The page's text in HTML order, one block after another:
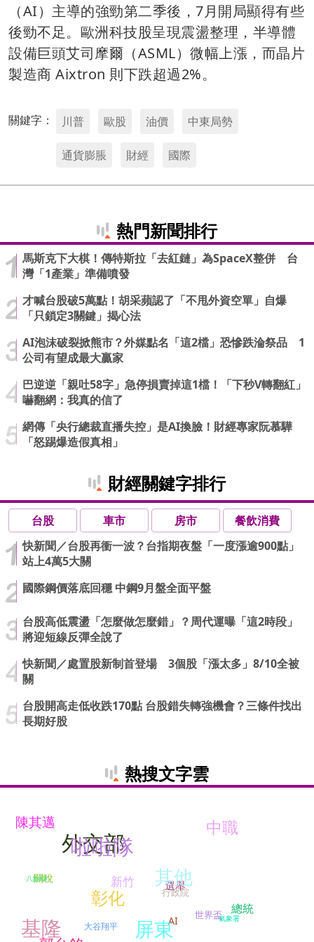
（AI）主導的強勁第二季後，7月開局顯得有些
後勁不足。歐洲科技股呈現震盪整理，半導體
設備巨頭艾司摩爾（ASML）微幅上漲，而晶片
製造商 Aixtron 則下跌超過2%。
關鍵字： 川普 歐股 油價 中東局勢
通貨膨脹 財經 國際
熱門新聞排行
馬斯克下大棋！傳特斯拉「去紅鏈」為SpaceX整併 台
灣「1產業」準備噴發
才喊台股破5萬點！胡采蘋認了「不甩外資空單」自爆
「只鎖定3關鍵」揭心法
AI泡沫破裂掀熊市？外媒點名「這2檔」恐慘跌淪祭品 1
公司有望成最大贏家
巴逆逆「親吐58字」急停損賣掉這1檔！「下秒V轉翻紅」
嚇翻網：我真的信了
網傳「央行總裁直播失控」是AI換臉！財經專家阮慕驊
「怒踢爆造假真相」
財經關鍵字排行
台股 車市 房市
餐飲消費
快新聞／台股再衝一波？台指期夜盤「一度漲逾900點」
站上4萬5大關
國際鋼價落底回穩 中鋼9月盤全面平盤
台股高低震盪「怎麼做怎麼錯」？周代運曝「這2時段」
將迎短線反彈全說了
快新聞／處置股新制首登場 3個股「漲太多」8/10全被
關
台股開高走低收跌170點 台股錯失轉強機會？三條件找出
長期好股
熱搜文字雲
大谷翔平
行政院
彰化
外交部
關稅
選舉
氣象署
新竹
陳其邁
AI 世界盃
八點檔
啦啦隊
屏東
中職
總統
其他
基隆